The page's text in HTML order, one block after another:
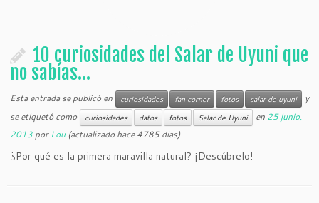
10 curiosidades del Salar de Uyuni que
no sabías…
Esta entrada se publicó en curiosidades fan corner fotos salar de uyuni
y
se etiquetó como
curiosidades datos fotos Salar de Uyuni en 25 junio,
2013 porLou(actualizado hace 4785 dias)
¿Por qué es la primera maravilla natural? ¡Descúbrelo!